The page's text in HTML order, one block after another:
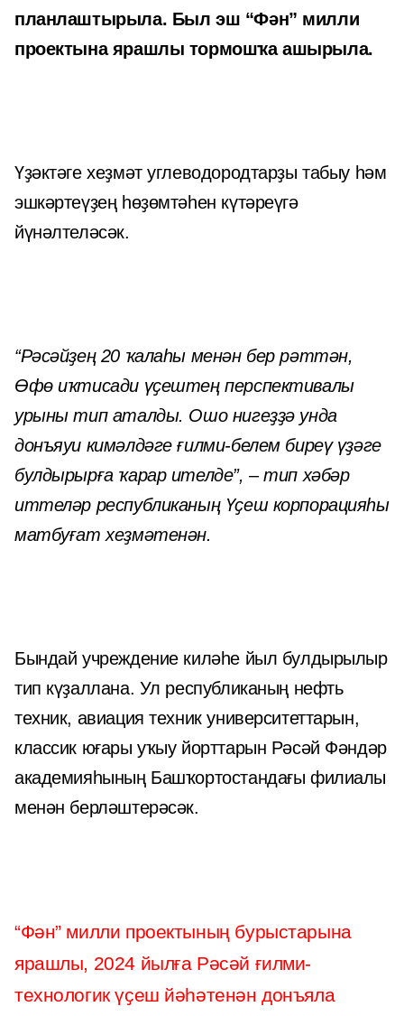
планлаштырыла. Был эш “Фән” милли
проектына ярашлы тормошҡа ашырыла.
Үҙәктәге хеҙмәт углеводородтарҙы табыу һәм
эшкәртеүҙең һөҙөмтәһен күтәреүгә
йүнәлтеләсәк.
“Рәсәйҙең 20 ҡалаһы менән бер рәттән,
Өфө иҡтисади үҫештең перспективалы
урыны тип аталды. Ошо нигеҙҙә унда
донъяуи кимәлдәге ғилми-белем биреү үҙәге
булдырырға ҡарар ителде”, – тип хәбәр
иттеләр республиканың Үҫеш корпорацияһы
матбуғат хеҙмәтенән.
Бындай учреждение киләһе йыл булдырылыр
тип күҙаллана. Ул республиканың нефть
техник, авиация техник университеттарын,
классик юғары уҡыу йорттарын Рәсәй Фәндәр
академияһының Башҡортостандағы филиалы
менән берләштерәсәк.
“Фән” милли проектының бурыстарына
ярашлы, 2024 йылға Рәсәй ғилми-
технологик үҫеш йәһәтенән донъяла